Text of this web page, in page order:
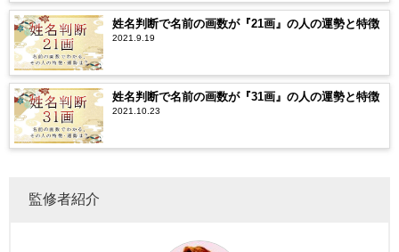
姓名判断で名前の画数が『21画』の人の運勢と特徴
2021.9.19
姓名判断で名前の画数が『31画』の人の運勢と特徴
2021.10.23
監修者紹介